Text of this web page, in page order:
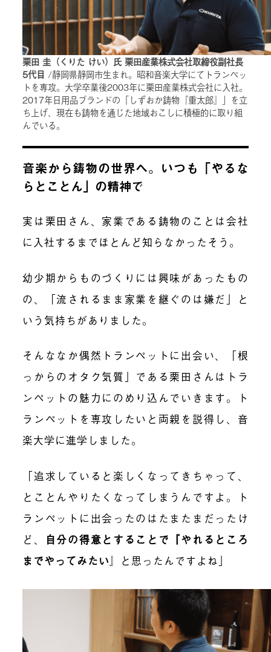
栗田 圭（くりた けい）氏 栗田産業株式会社取締役副社長
5代目 /静岡県静岡市生まれ。昭和音楽大学にてトランペッ
トを専攻。大学卒業後2003年に栗田産業株式会社に入社。
2017年日用品ブランドの「しずおか鋳物『重太郎』」を立
ち上げ、現在も鋳物を通じた地域おこしに積極的に取り組
んでいる。
音楽から鋳物の世界へ。いつも「やるな
らとことん」の精神で
実は栗田さん、家業である鋳物のことは会社
に入社するまでほとんど知らなかったそう。
幼少期からものづくりには興味があったもの
の、「流されるまま家業を継ぐのは嫌だ」と
いう気持ちがありました。
そんななか偶然トランペットに出会い、「根
っからのオタク気質」である栗田さんはトラ
ンペットの魅力にのめり込んでいきます。ト
ランペットを専攻したいと両親を説得し、音
楽大学に進学しました。
「追求していると楽しくなってきちゃって、
とことんやりたくなってしまうんですよ。ト
ランペットに出会ったのはたまたまだったけ
ど、
自分の得意とすることで『やれるところ
までやってみたい 』 と思ったんですよね」